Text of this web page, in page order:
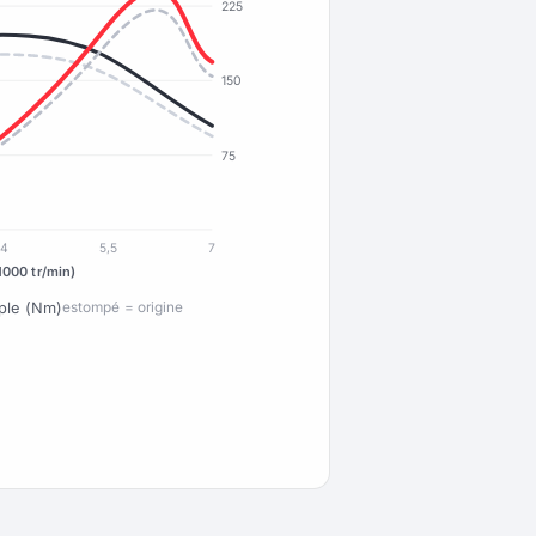
75
150
225
4 5,5 7
tr/min)
(Nm)estompé = origine